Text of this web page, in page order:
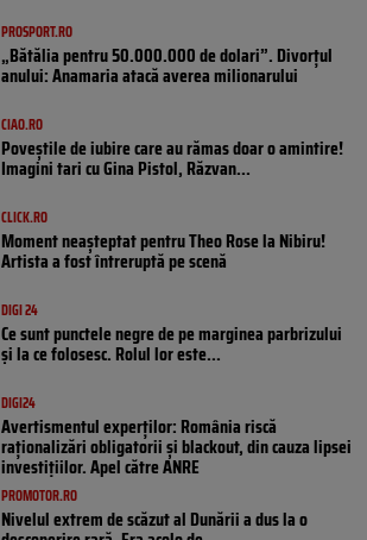
PROSPORT.RO
„Bătălia pentru 50.000.000 de dolari”. Divorțul
anului: Anamaria atacă averea milionarului
CIAO.RO
Poveştile de iubire care au rămas doar o amintire!
Imagini tari cu Gina Pistol, Răzvan...
CLICK.RO
Moment neașteptat pentru Theo Rose la Nibiru!
Artista a fost întreruptă pe scenă
DIGI 24
Ce sunt punctele negre de pe marginea parbrizului
și la ce folosesc. Rolul lor este...
DIGI24
Avertismentul experților: România riscă
raționalizări obligatorii și blackout, din cauza lipsei
investițiilor. Apel către ANRE
PROMOTOR.RO
Nivelul extrem de scăzut al Dunării a dus la o